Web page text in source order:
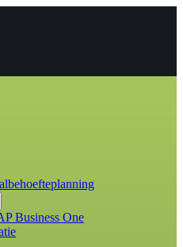
Business One